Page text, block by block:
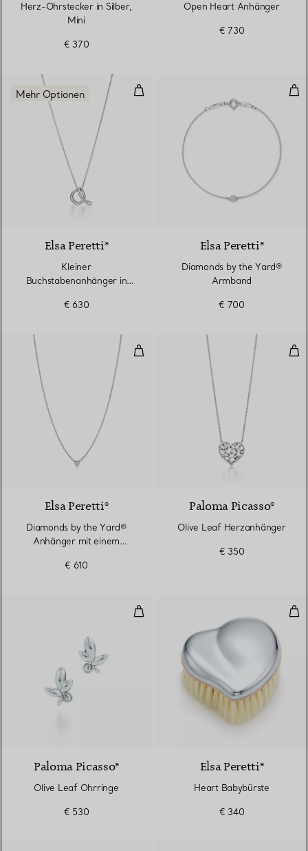
Herz-Ohrstecker in Silber,
Mini
€ 370
Open Heart Anhänger
€ 730
Kleiner Buchstabenanhänger in
Mehr Optionen
Elsa Peretti®
Kleiner
Buchstabenanhänger in
€ 630
Elsa Peretti®
Diamonds by the Yard®
Armband
€ 700
Diamonds by the Yard®
Elsa Peretti®
Diamonds by the Yard®
Anhänger mit einem
€ 610
Paloma Picasso®
Olive Leaf Herzanhänger
€ 350
Olive Leaf Ohrringe
Paloma Picasso®
Olive Leaf Ohrringe
€ 530
Elsa Peretti®
Heart Babybürste
€ 340